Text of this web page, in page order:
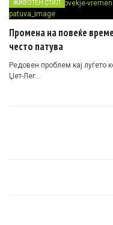
ЖИВОТЕН СТИЛ
Промена на повеќе
често патува
Редовен проблем кај луѓето
Џет-Лег…